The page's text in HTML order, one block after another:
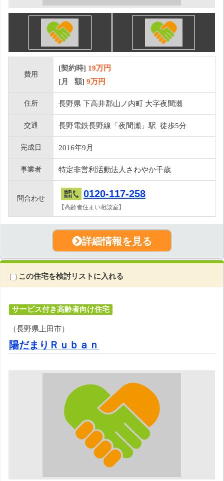
費用
[契約時] 19万円
[月 額] 9万円
住所 長野県 下高井郡山ノ内町 大字夜間瀬
交通 長野電鉄長野線「夜間瀬」駅 徒歩5分
完成日 2016年9月
事業者 特定非営利活動法人さわやか千歳
問合わせ 0120-117-258
【高齢者住まい相談室】
詳細情報を見る
この住宅を検討リストに入れる
サービス付き高齢者向け住宅
（長野県上田市）
陽だまりＲｕｂａｎ